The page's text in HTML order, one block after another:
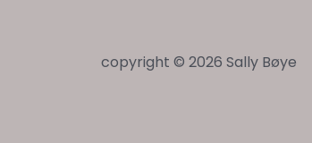
copyright © 2026 Sally Bøye